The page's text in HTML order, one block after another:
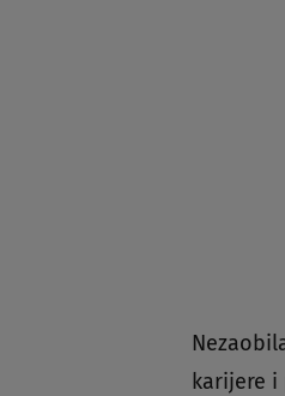
karijere